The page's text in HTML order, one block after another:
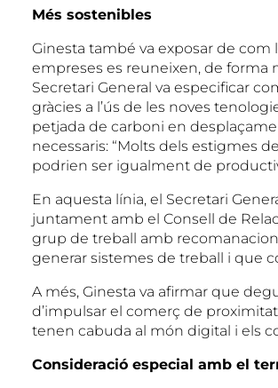
Més sostenibles
Ginesta també va exposar de
empreses es reuneixen, de forma
Secretari General va especificar
gràcies a l’ús de les noves
petjada de carboni en
necessaris: “Molts dels estigmes
podrien ser igualment de
En aquesta línia, el Secretari
juntament amb el Consell de
grup de treball amb
generar sistemes de treball i que
A més, Ginesta va afirmar que
d’impulsar el comerç de
tenen cabuda al món digital i els
Consideració especial amb el